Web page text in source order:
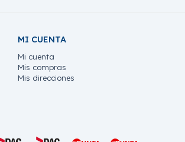
MI CUENTA
Mi cuenta
Mis compras
Mis direcciones